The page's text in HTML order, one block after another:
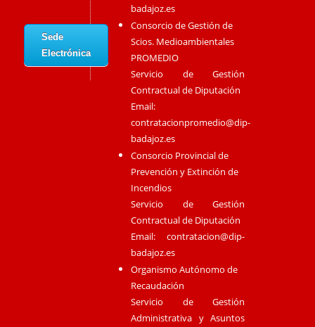
Sede
Electrónica
badajoz.es
Consorcio de Gestión de
Scios. Medioambientales
PROMEDIO
Servicio de Gestión
Contractual de Diputación
Email:
contratacionpromedio@dip-
badajoz.es
Consorcio Provincial de
Prevención y Extinción de
Incendios
Servicio de Gestión
Contractual de Diputación
Email:contratacion@dip-
badajoz.es
Organismo Autónomo de
Recaudación
Servicio de Gestión
Administrativa y Asuntos